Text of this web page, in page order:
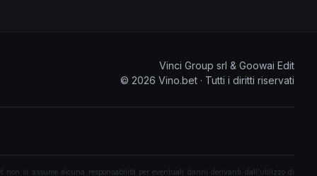
Vinci Group srl & Goowai Edit
© 2026 Vino.bet · Tutti i diritti riservati
non si assume alcuna responsabilità per eventuali danni derivanti dall'utilizzo di